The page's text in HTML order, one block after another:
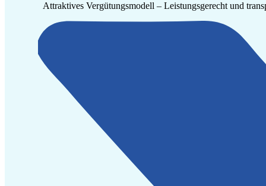
Attraktives Vergütungsmodell – Leistungsgerecht und